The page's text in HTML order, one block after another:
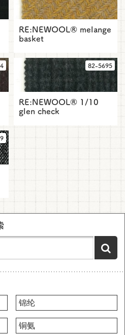
RE:NEWOOL® melange
basket
82-5695
RE:NEWOOL® 1/10
glen check
锦纶
铜氨